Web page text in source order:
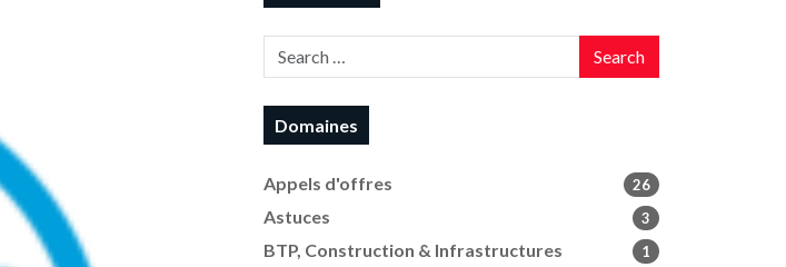
Search
Domaines
Appels d'offres 26
Astuces 3
BTP, Construction & Infrastructures 1